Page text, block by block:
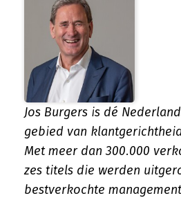
Jos Burgers is dé
gebied van
Met meer dan 300.000
zes titels die werden
bestverkochte